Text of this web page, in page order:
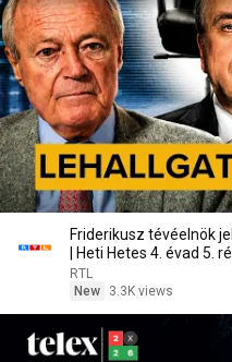
Friderikusz tévéelnök
| Heti Hetes 4. évad 5.
RTL
New
3.3K views